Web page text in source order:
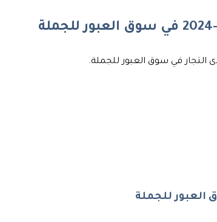
التجار في سوق العبور للجملة.